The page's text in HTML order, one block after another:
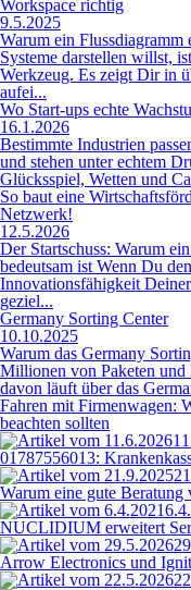
Workspace richtig
9.5.2025
Warum ein Flussdiagramm
Systeme darstellen willst,
Werkzeug. Es zeigt Dir in
aufei...
Wo Start-ups echte
16.1.2026
Bestimmte Industrien
und stehen unter echtem
Glücksspiel, Wetten und
So baut eine
Netzwerk!
12.5.2026
Der Startschuss: Warum
bedeutsam ist Wenn Du
Innovationsfähigkeit
geziel...
Germany Sorting Center
10.10.2025
Warum das Germany
Millionen von Paketen
davon läuft über das
Fahren mit Firmenwagen:
beachten sollten
01787556013:
Warum eine gute
NUCLIDIUM erweitert
Arrow Electronics und